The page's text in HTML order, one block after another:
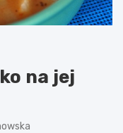
na jej